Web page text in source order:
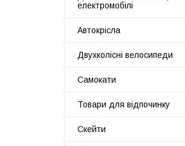
електромобілі
Автокрісла
Двухколісні велосипеди
Самокати
Товари для відпочинку
Скейти